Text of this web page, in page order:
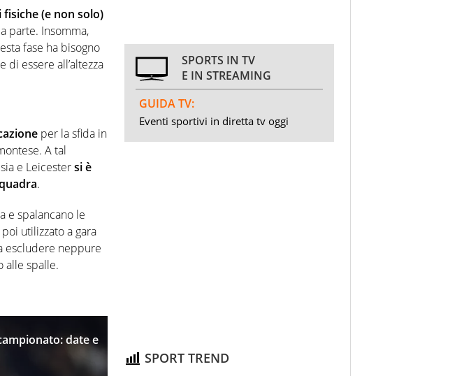
(e non solo)
parte. Insomma,
fase ha bisogno
essere all’altezza
per la sfida in
A tal
e Leicestersi è
.
e spalancano le
utilizzato a gara
escludere neppure
alle spalle.
date e
SPORTS IN TV
E IN STREAMING
GUIDA TV:
Eventi sportivi in diretta tv oggi
SPORT TREND